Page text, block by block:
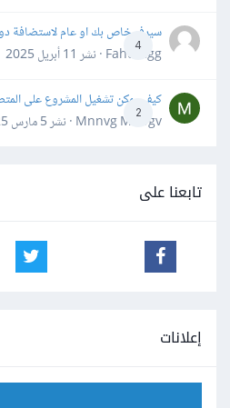
4
سيرفر خاص بك او عام لاستضافة
Fahd Ggg · نشر
11 أبريل 2025
2
كيف يمكن تشغيل المشروع على
Mnnvg Mnbgv · نشر
5 مارس 2025
تابعنا على
إعلانات